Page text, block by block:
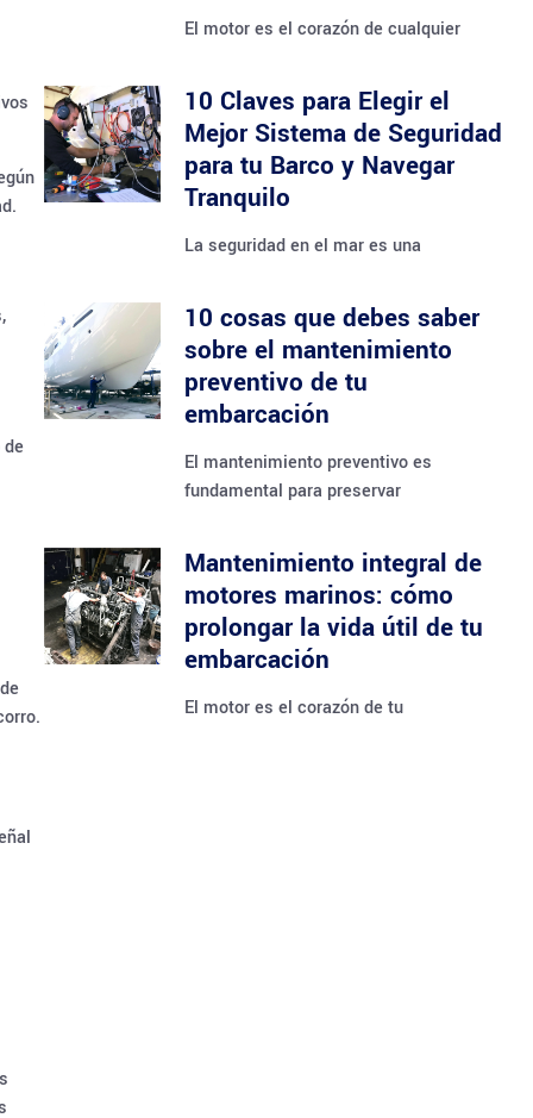
El motor es el corazón de cualquier
10 Claves para Elegir el
Mejor Sistema de Seguridad
para tu Barco y Navegar
Tranquilo
La seguridad en el mar es una
10 cosas que debes saber
sobre el mantenimiento
preventivo de tu
embarcación
El mantenimiento preventivo es
fundamental para preservar
Mantenimiento integral de
motores marinos: cómo
prolongar la vida útil de tu
embarcación
El motor es el corazón de tu